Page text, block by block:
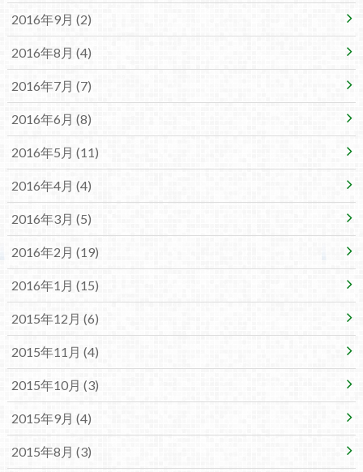
2016年9月 (2)
2016年8月 (4)
2016年7月 (7)
2016年6月 (8)
2016年5月 (11)
2016年4月 (4)
2016年3月 (5)
2016年2月 (19)
2016年1月 (15)
2015年12月 (6)
2015年11月 (4)
2015年10月 (3)
2015年9月 (4)
2015年8月 (3)